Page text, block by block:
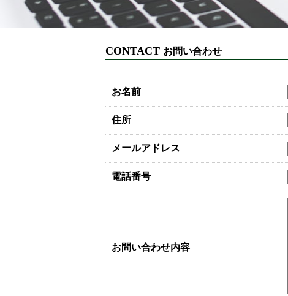
CONTACT お問い合わせ
お名前
住所
メールアドレス
電話番号
お問い合わせ内容